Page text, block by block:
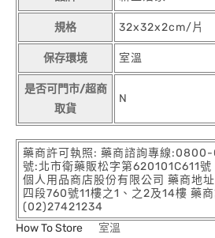
規格 32x32x2cm/片
保存環境 室溫
是否可門市/超商
取貨
N
藥商許可執照: 藥商諮詢專線
號:北市衛藥販松字第620101C611
個人用品商店股份有限公司 藥商地
四段760號11樓之1、之2及14樓 藥
(02)27421234
How To Store
室溫